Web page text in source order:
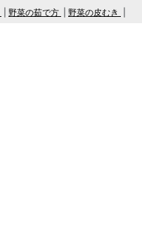
野菜の茹で方
野菜の皮むき